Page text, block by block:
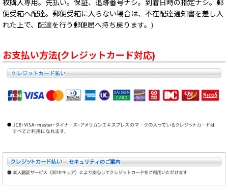
枚購入専用。先払い。保証、追跡番号ナシ。到着日時の指定ナシ。郵
便受箱へ配達。郵便受箱に入らない場合は、不在配達通知書を差し入
れた上で、配達を行う郵便局へ持ち戻ります。)
お支払い方法(クレジットカード対応)